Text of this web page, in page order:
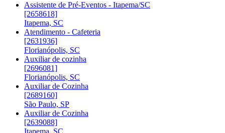
Assistente de Pré-Eventos - Itapema/SC
[2658618]
Itapema, SC
Atendimento - Cafeteria
[2631936]
Florianópolis, SC
Auxiliar de cozinha
[2696081]
Florianópolis, SC
Auxiliar de Cozinha
[2689160]
São Paulo, SP
Auxiliar de Cozinha
[2639088]